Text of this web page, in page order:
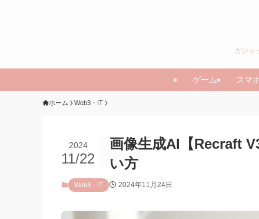
ガジェ
ゲーム スマ
ホーム Web3・IT
画像生成AI【Recraft
い方
2024
11/22
Web3・IT 2024年11月24日